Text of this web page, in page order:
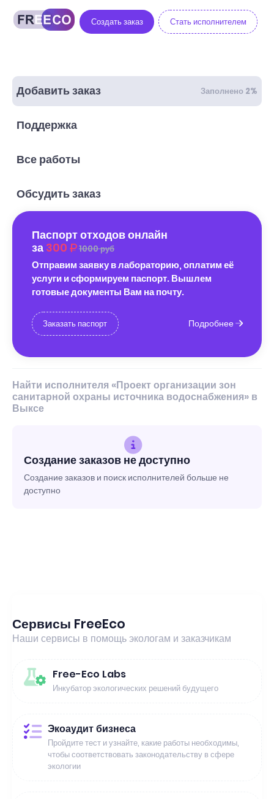
Создать заказ Стать исполнителем
Добавить заказ Заполнено 2%
Поддержка
Все работы
Обсудить заказ
Паспорт отходов онлайн
за 300 1000 руб
Отправим заявку в лабораторию, оплатим её
услуги и сформируем паспорт. Вышлем
готовые документы Вам на почту.
Заказать паспорт Подробнее
Найти исполнителя «Проект организации зон
санитарной охраны источника водоснабжения» в
Выксе
Создание заказов не доступно
Создание заказов и поиск исполнителей больше не
доступно
Сервисы FreeEco
Наши сервисы в помощь экологам и заказчикам
Free-Eco Labs
Инкубатор экологических решений будущего
Экоаудит бизнеса
Пройдите тест и узнайте, какие работы необходимы,
чтобы соответствовать законодательству в сфере
экологии